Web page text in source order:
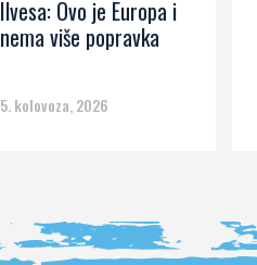
Ilvesa: Ovo je Europa i
nema više popravka
5. kolovoza, 2026